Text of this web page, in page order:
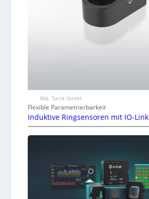
Bild: Turck GmbH
Flexible Parametrierbarkeit
Induktive Ringsensoren mit IO-Link